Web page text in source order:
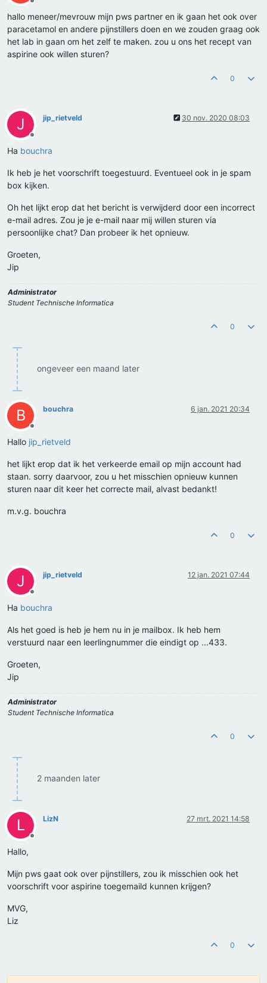
Offline
hallo meneer/mevrouw mijn pws partner en ik gaan het ook over
paracetamol en andere pijnstillers doen en we zouden graag ook
het lab in gaan om het zelf te maken. zou u ons het recept van
aspirine ook willen sturen?
0
J
Offline
jip_rietveld 30 nov. 2020 08:03
Ha bouchra
Ik heb je het voorschrift toegestuurd. Eventueel ook in je spam
box kijken.
Oh het lijkt erop dat het bericht is verwijderd door een incorrect
e-mail adres. Zou je je e-mail naar mij willen sturen via
persoonlijke chat? Dan probeer ik het opnieuw.
Groeten,
Jip
Administrator
Student Technische Informatica
0
ongeveer een maand later
B
Offline
bouchra 6 jan. 2021 20:34
Hallo jip_rietveld
het lijkt erop dat ik het verkeerde email op mijn account had
staan. sorry daarvoor, zou u het misschien opnieuw kunnen
sturen naar dit keer het correcte mail, alvast bedankt!
m.v.g. bouchra
0
J
Offline
jip_rietveld 12 jan. 2021 07:44
Ha bouchra
Als het goed is heb je hem nu in je mailbox. Ik heb hem
verstuurd naar een leerlingnummer die eindigt op ...433.
Groeten,
Jip
Administrator
Student Technische Informatica
0
2 maanden later
L
Offline
LizN 27 mrt. 2021 14:58
Hallo,
Mijn pws gaat ook over pijnstillers, zou ik misschien ook het
voorschrift voor aspirine toegemaild kunnen krijgen?
MVG,
Liz
0